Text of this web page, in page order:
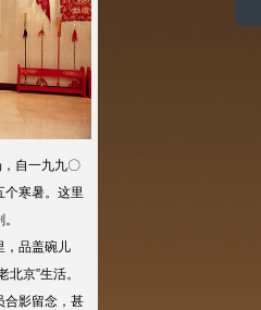
自一九九〇
个寒暑。这里
品盖碗儿
京”生活。
合影留念，甚